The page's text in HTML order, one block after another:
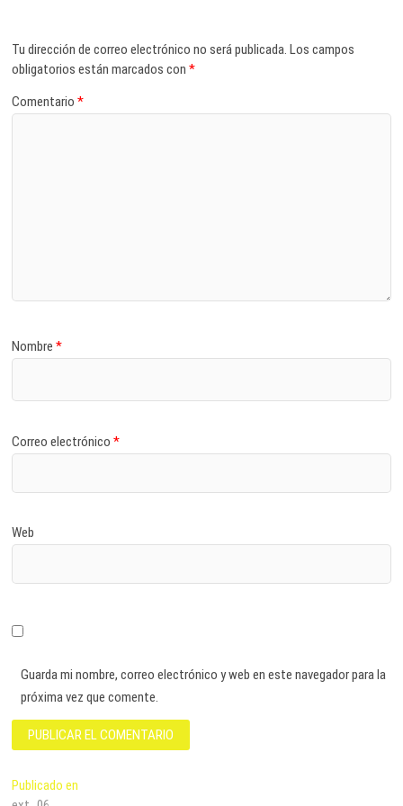
Tu dirección de correo electrónico no será publicada. Los campos
obligatorios están marcados con*
Comentario*
Nombre*
Correo electrónico*
Web
Guarda mi nombre, correo electrónico y web en este navegador para la
próxima vez que comente.
Navegación
Publicado en